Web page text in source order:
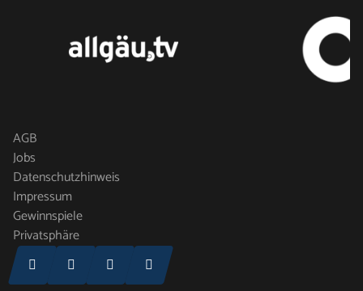
AGB
Jobs
Datenschutzhinweis
Impressum
Gewinnspiele
Privatsphäre